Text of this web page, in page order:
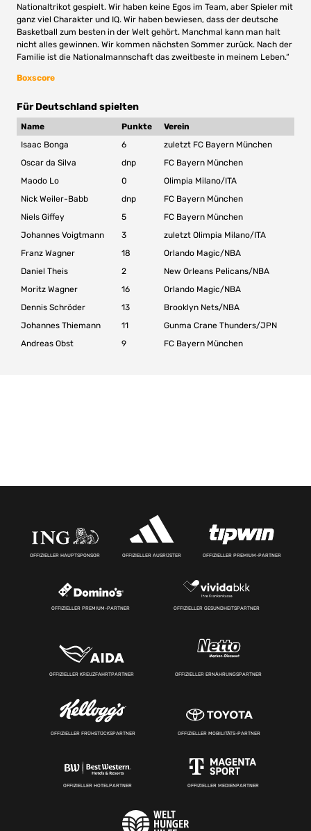
Nationaltrikot gespielt. Wir haben keine Egos im Team, aber Spieler mit
ganz viel Charakter und IQ. Wir haben bewiesen, dass der deutsche
Basketball zum besten in der Welt gehört. Manchmal kann man halt
nicht alles gewinnen. Wir kommen nächsten Sommer zurück. Nach der
Familie ist die Nationalmannschaft das zweitbeste in meinem Leben.“
Boxscore
Für Deutschland spielten
Name Punkte
Verein
Isaac Bonga
6
zuletzt FC Bayern München
Oscar da Silva
dnp
FC Bayern München
Maodo Lo
0
Olimpia Milano/ITA
Nick Weiler-Babb
dnp
FC Bayern München
Niels Giffey
5
FC Bayern München
Johannes Voigtmann
3
zuletzt Olimpia Milano/ITA
Franz Wagner
18
Orlando Magic/NBA
Daniel Theis
2
New Orleans Pelicans/NBA
Moritz Wagner
16
Orlando Magic/NBA
Dennis Schröder
13
Brooklyn Nets/NBA
Johannes Thiemann
11
Gunma Crane Thunders/JPN
Andreas Obst
9 FC Bayern München
OFFIZIELLER HAUPTSPONSOR OFFIZIELLER AUSRÜSTER OFFIZIELLER PREMIUM-PARTNER
OFFIZIELLER PREMIUM-PARTNER OFFIZIELLER GESUNDHEITSPARTNER
OFFIZIELLER KREUZFAHRTPARTNER OFFIZIELLER ERNÄHRUNGSPARTNER
OFFIZIELLER FRÜHSTÜCKSPARTNER OFFIZIELLER MOBILITÄTS-PARTNER
OFFIZIELLER HOTELPARTNER OFFIZIELLER MEDIENPARTNER